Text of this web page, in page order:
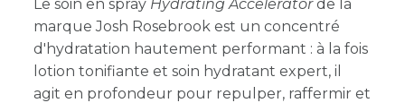
Le soin en spray Hydrating Acceleratorde la
marque Josh Rosebrook est un concentré
d'hydratation hautement performant : à la fois
lotion tonifiante et soin hydratant expert, il
agit en profondeur pour repulper, raffermir et